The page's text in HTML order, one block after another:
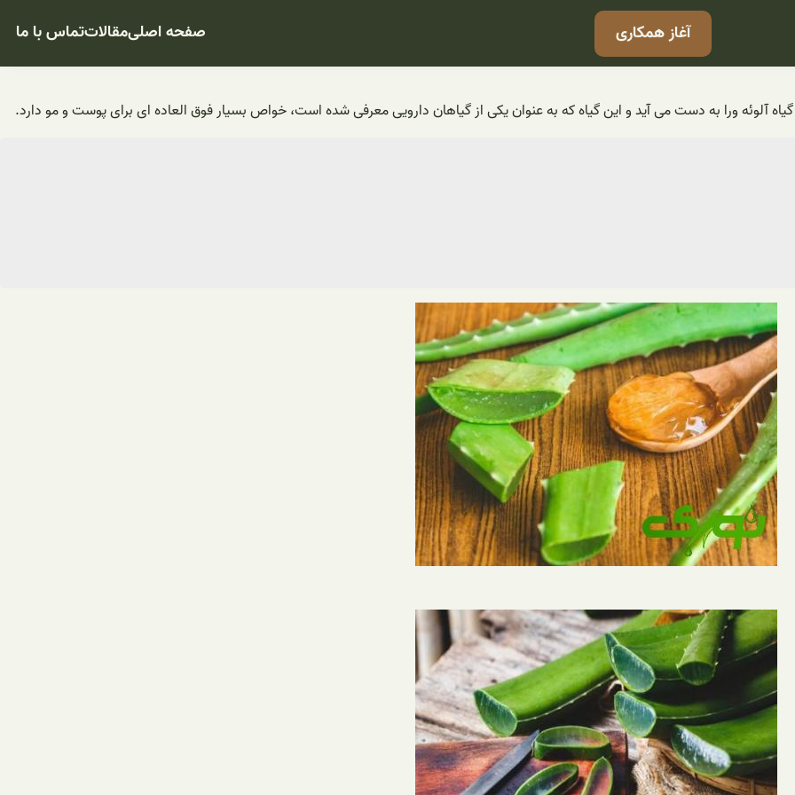
آغاز همکاری صفحه اصلیمقالاتتماس با ما
آلوئه ورا به دست می آید و این گیاه که به عنوان یکی از گیاهان دارویی معرفی شده است، خواص بسیار فوق العاده ای برای پوست و مو دارد.